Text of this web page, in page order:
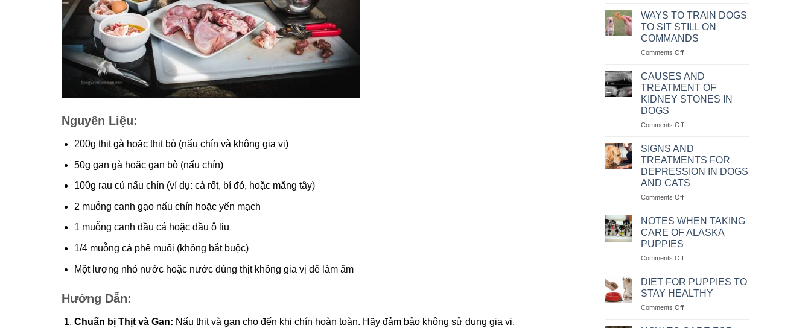
Nguyên Liệu:
200g thịt gà hoặc thịt bò (nấu chín và không gia vị)
50g gan gà hoặc gan bò (nấu chín)
100g rau củ nấu chín (ví dụ: cà rốt, bí đỏ, hoặc măng tây)
2 muỗng canh gạo nấu chín hoặc yến mạch
1 muỗng canh dầu cá hoặc dầu ô liu
1/4 muỗng cà phê muối (không bắt buộc)
Một lượng nhỏ nước hoặc nước dùng thịt không gia vị để làm ẩm
Hướng Dẫn:
Chuẩn bị Thịt và Gan: Nấu thịt và gan cho đến khi chín hoàn toàn. Hãy đảm bảo không sử dụng gia vị.
VẬN
CHUYỂN
THÚ
CƯNG
BẰNG
BAY
KHÔNG?
WAYS TO TRAIN DOGS
TO SIT STILL ON
COMMANDS
Comments Offon
CÁCH
HUẤN
LUYỆN
CHÓ
IM
MỆNH
CAUSES AND
TREATMENT OF
KIDNEY STONES IN
DOGS
Comments Offon
NHÂN
VÀ
CÁCH
CHỮA
BỆNH
CHÓ
SỎI
SIGNS AND
TREATMENTS FOR
DEPRESSION IN DOGS
AND CATS
Comments Offon
DẤU
HIỆU
VÀ
CHỮA
KHI
CHÓ
NOTES WHEN TAKING
CARE OF ALASKA
PUPPIES
Comments Offon
LƯU
Ý
KHI
CHĂM
DIET FOR PUPPIES TO
STAY HEALTHY
Comments Offon